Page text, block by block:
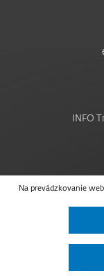
Na prevádzkovanie
INFO